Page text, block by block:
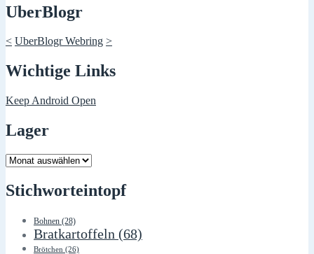
UberBlogr
< UberBlogr Webring >
Wichtige Links
Keep Android Open
Lager
Lager
Stichworteintopf
Bohnen (28)
Bratkartoffeln (68)
Brötchen (26)